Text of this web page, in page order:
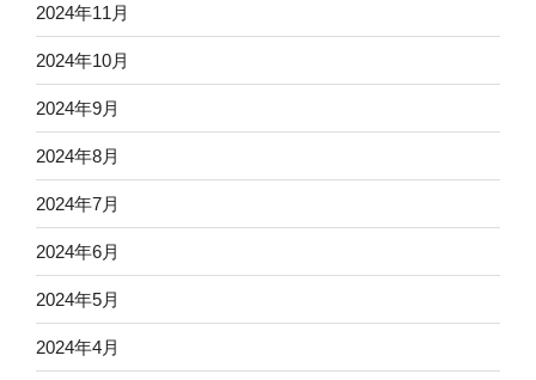
2024年11月
2024年10月
2024年9月
2024年8月
2024年7月
2024年6月
2024年5月
2024年4月